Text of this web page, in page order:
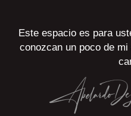
Este espacio es para
conozcan un poco de